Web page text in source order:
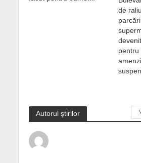
de
pentru
Autorul știrilor